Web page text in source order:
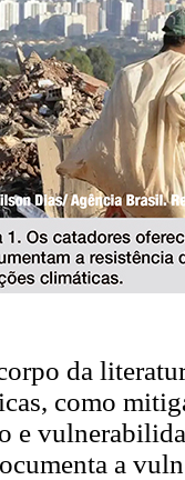
da
como
e
a